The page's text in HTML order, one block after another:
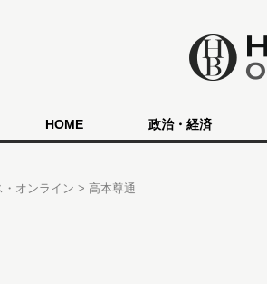
HOME 政治・経済
オンライン 高本尊通